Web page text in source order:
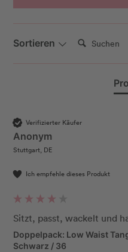
Sortieren Suchen:
Verifizierter Käufer
Anonym
Stuttgart, DE
Ich empfehle dieses Produkt
Sitzt, passt, wackelt und
Doppelpack: Low Waist
Schwarz / 36